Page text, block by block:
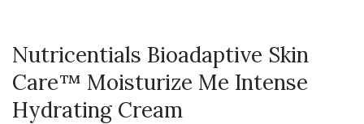
Nutricentials Bioadaptive Skin
Care™ Moisturize Me Intense
Hydrating Cream